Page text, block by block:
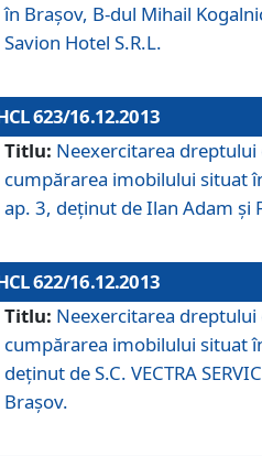
în Braşov, B-dul Mihail
Savion Hotel S.R.L.
623/16.12.2013
Titlu: Neexercitarea
cumpărarea imobilului situat
ap. 3, deţinut de Ilan Adam şi
622/16.12.2013
Titlu: Neexercitarea
cumpărarea imobilului situat
deţinut de S.C. VECTRA
Braşov.